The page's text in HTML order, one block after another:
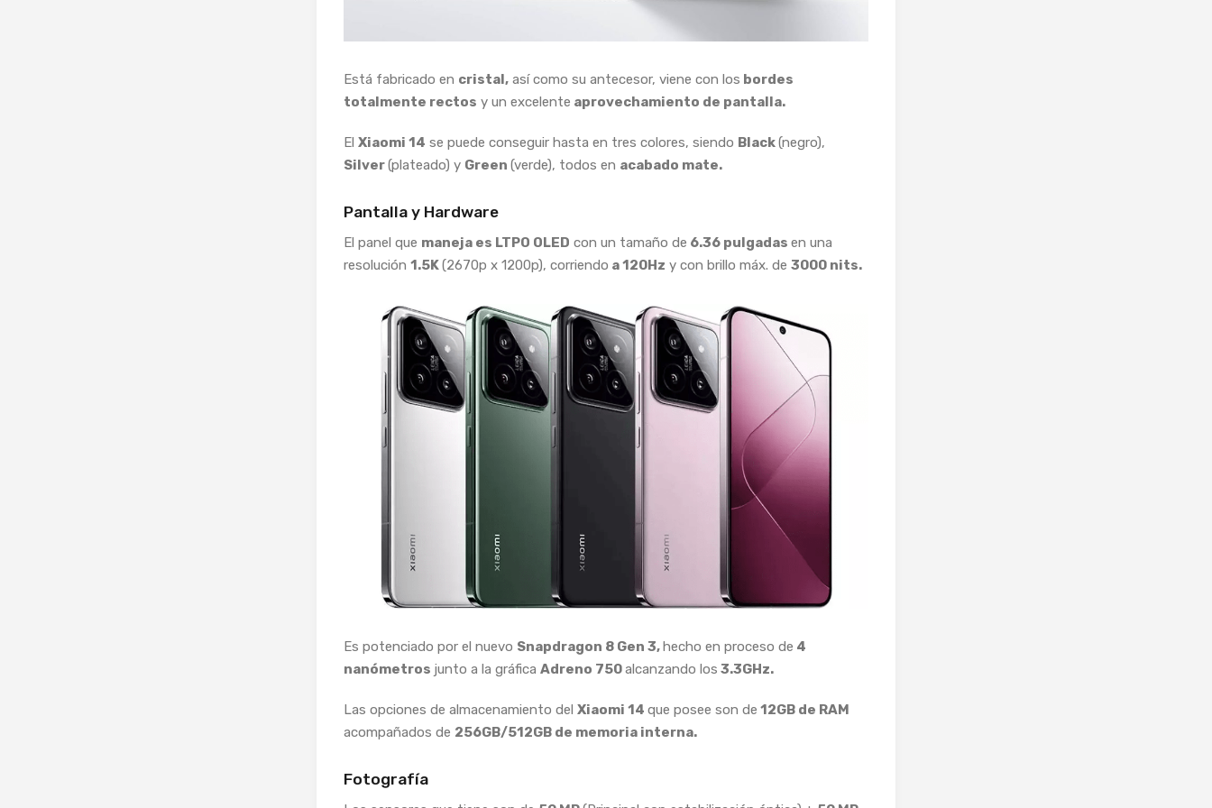
Está fabricado en cristal, así como su antecesor, viene con los bordes
totalmente rectos y un excelente aprovechamiento de pantalla.
El Xiaomi 14 se puede conseguir hasta en tres colores, siendo Black(negro),
Silver(plateado) y Green (verde), todos en acabado mate.
Pantalla y Hardware
El panel que maneja es LTPO OLED con un tamaño de 6.36 pulgadas en una
resolución 1.5K(2670p x 1200p), corriendo a 120Hz y con brillo máx. de 3000 nits.
Es potenciado por el nuevo Snapdragon 8 Gen 3,hecho en proceso de 4
nanómetros junto a la gráfica Adreno 750alcanzando los 3.3GHz.
Las opciones de almacenamiento del Xiaomi 14 que posee son de 12GB de RAM
acompañados de 256GB/512GB de memoria interna.
Fotografía